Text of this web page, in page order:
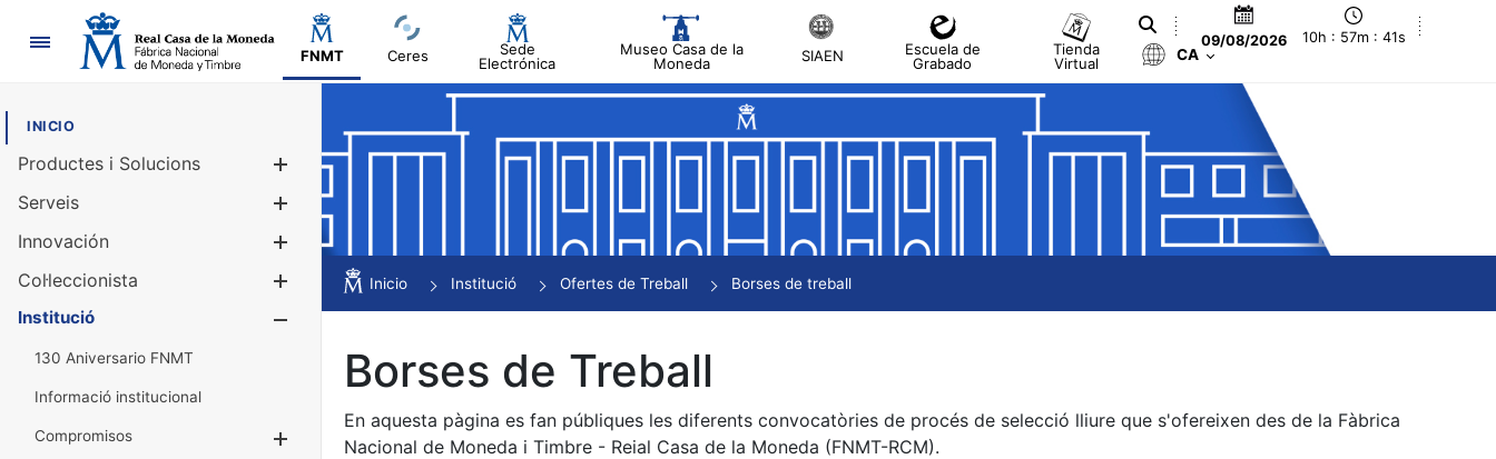
Navegació
FNMT Ceres
Sede
Electrónica
Museo Casa de la
Moneda
SIAEN
Escuela de
Grabado
Tienda
Virtual
09/08/2026 10h : 57m : 41s
CA
INICIO
Productes i Solucions
Mostra/Amaga
Serveis
Innovación
Col·leccionista
Mostra/Amaga
Institució
130 Aniversario FNMT
Informació institucional
Compromisos
Mostra/Amaga
Inicio Institució Ofertes de Treball Borses de treball
Borses de Treball
En aquesta pàgina es fan públiques les diferents convocatòries de procés de selecció lliure que s'ofereixen des de la Fàbrica
Nacional de Moneda i Timbre - Reial Casa de la Moneda (FNMT-RCM).